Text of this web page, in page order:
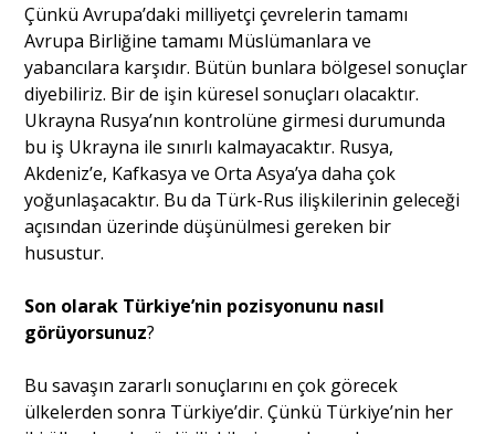
Çünkü Avrupa’daki milliyetçi çevrelerin tamamı
Avrupa Birliğine tamamı Müslümanlara ve
yabancılara karşıdır. Bütün bunlara bölgesel sonuçlar
diyebiliriz. Bir de işin küresel sonuçları olacaktır.
Ukrayna Rusya’nın kontrolüne girmesi durumunda
bu iş Ukrayna ile sınırlı kalmayacaktır. Rusya,
Akdeniz’e, Kafkasya ve Orta Asya’ya daha çok
yoğunlaşacaktır. Bu da Türk-Rus ilişkilerinin geleceği
açısından üzerinde düşünülmesi gereken bir
husustur.
Son olarak Türkiye’nin pozisyonunu nasıl
görüyorsunuz?
Bu savaşın zararlı sonuçlarını en çok görecek
ülkelerden sonra Türkiye’dir. Çünkü Türkiye’nin her